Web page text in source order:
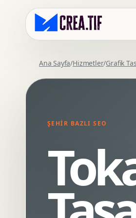
Kurumsal Web Tasarim
SEO Uyumlu Web Tasarim
Webflow Web Tasarim
Kurumsal Site Yenileme
Ana Sayfa/Hizmetler/Grafik
ŞEHIR BAZLI SEO